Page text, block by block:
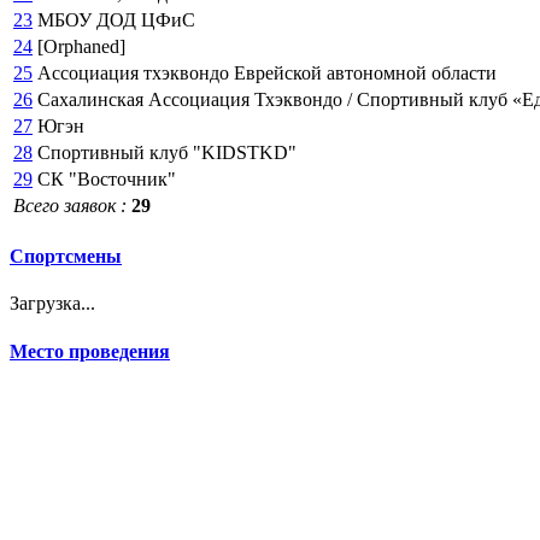
23 МБОУ ДОД ЦФиС
24 [Orphaned]
25 Ассоциация тхэквондо Еврейской автономной области
26 Сахалинская Ассоциация Тхэквондо / Спортивный клуб
27 Югэн
28 Спортивный клуб "KIDSTKD"
29 СК "Восточник"
Всего заявок : 29
Спортсмены
Загрузка...
Место проведения